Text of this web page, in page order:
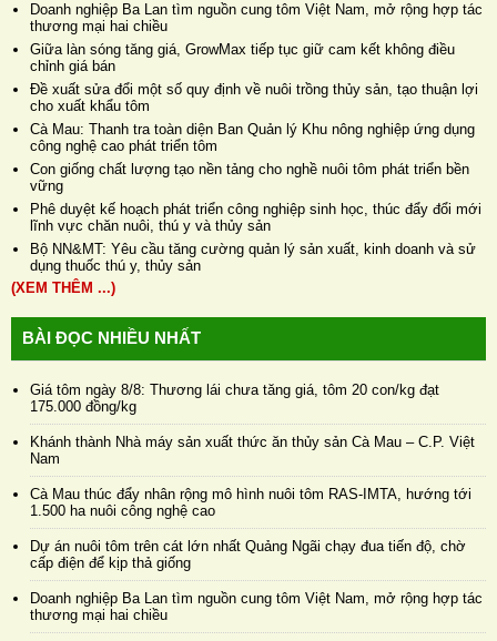
Doanh nghiệp Ba Lan tìm nguồn cung tôm Việt Nam, mở rộng hợp tác
thương mại hai chiều
Giữa làn sóng tăng giá, GrowMax tiếp tục giữ cam kết không điều
chỉnh giá bán
Đề xuất sửa đổi một số quy định về nuôi trồng thủy sản, tạo thuận lợi
cho xuất khẩu tôm
Cà Mau: Thanh tra toàn diện Ban Quản lý Khu nông nghiệp ứng dụng
công nghệ cao phát triển tôm
Con giống chất lượng tạo nền tảng cho nghề nuôi tôm phát triển bền
vững
Phê duyệt kế hoạch phát triển công nghiệp sinh học, thúc đẩy đổi mới
lĩnh vực chăn nuôi, thú y và thủy sản
Bộ NN&MT: Yêu cầu tăng cường quản lý sản xuất, kinh doanh và sử
dụng thuốc thú y, thủy sản
(XEM THÊM ...)
BÀI ĐỌC NHIỀU NHẤT
Giá tôm ngày 8/8: Thương lái chưa tăng giá, tôm 20 con/kg đạt
175.000 đồng/kg
Khánh thành Nhà máy sản xuất thức ăn thủy sản Cà Mau – C.P. Việt
Nam
Cà Mau thúc đẩy nhân rộng mô hình nuôi tôm RAS-IMTA, hướng tới
1.500 ha nuôi công nghệ cao
Dự án nuôi tôm trên cát lớn nhất Quảng Ngãi chạy đua tiến độ, chờ
cấp điện để kịp thả giống
Doanh nghiệp Ba Lan tìm nguồn cung tôm Việt Nam, mở rộng hợp tác
thương mại hai chiều